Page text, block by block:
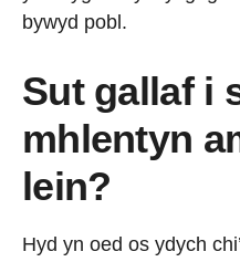
bywyd pobl.
Sut gallaf i
mhlentyn
lein?
Hyd yn oed os ydych